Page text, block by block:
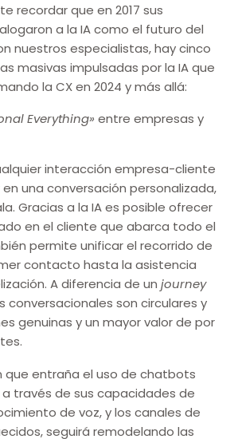
recordar que en 2017 sus
a la IA como el futuro del
nuestros especialistas, hay cinco
masivas impulsadas por la IA que
la CX en 2024 y más allá:
Everything» entre empresas y
interacción empresa-cliente
una conversación personalizada,
Gracias a la IA es posible ofrecer
en el cliente que abarca todo el
permite unificar el recorrido de
contacto hasta la asistencia
A diferencia de un journey
conversacionales son circulares y
genuinas y un mayor valor de por
que entraña el uso de chatbots
a través de sus capacidades de
de voz, y los canales de
seguirá remodelando las